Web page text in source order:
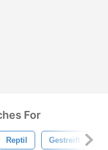
For
Reptil Gestreift